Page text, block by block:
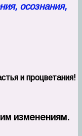
осознания,
и процветания!
изменениям.